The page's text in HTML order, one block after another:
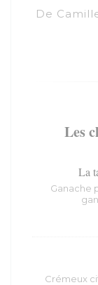
De
Les
La
Ganache
Crémeux